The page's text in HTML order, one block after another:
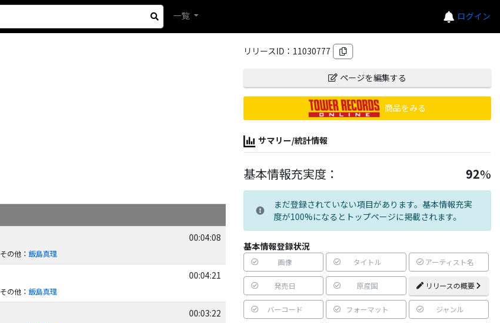
ログイン
一覧
00:04:08
その他 ：飯島真理
00:04:21
その他 ：飯島真理
00:03:22
リリースID： 11030777
ページを編集する
商品をみる
サマリー/統計情報
基本情報充実度： 92%
まだ登録されていない項目があります。基本情報充実
度が100%になるとトップページに掲載されます。
基本情報登録状況
画像 タイトル アーティスト名
発売日 原産国 リリースの概要
バーコード フォーマット ジャンル